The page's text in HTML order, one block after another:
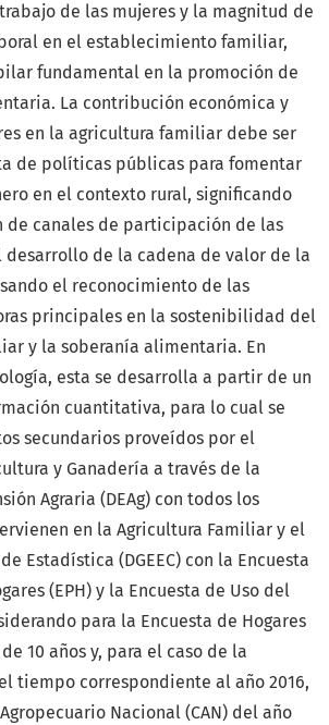
de las mujeres y la magnitud de
en el establecimiento familiar,
fundamental en la promoción de
La contribución económica y
en la agricultura familiar debe ser
de políticas públicas para fomentar
en el contexto rural, significando
de canales de participación de las
desarrollo de la cadena de valor de la
el reconocimiento de las
principales en la sostenibilidad del
y la soberanía alimentaria. En
esta se desarrolla a partir de un
cuantitativa, para lo cual se
secundarios proveídos por el
y Ganadería a través de la
Agraria (DEAg) con todos los
en la Agricultura Familiar y el
Estadística (DGEEC) con la Encuesta
(EPH) y la Encuesta de Uso del
para la Encuesta de Hogares
10 años y, para el caso de la
tiempo correspondiente al año 2016,
Nacional (CAN) del año